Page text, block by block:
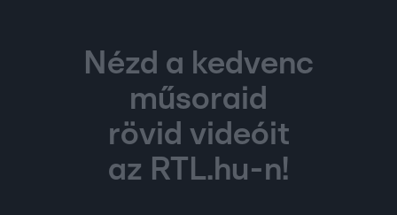
Nézd a kedvenc
műsoraid
rövid videóit
az RTL.hu-n!